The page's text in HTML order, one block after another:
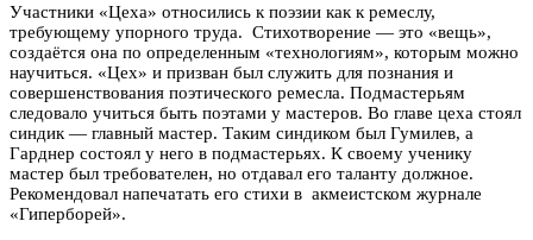
Участники «Цеха» относились к поэзии как к ремеслу,
требующему упорного труда. Стихотворение — это «вещь»,
создаётся она по определенным «технологиям», которым можно
научиться. «Цех» и призван был служить для познания и
совершенствования поэтического ремесла. Подмастерьям
следовало учиться быть поэтами у мастеров. Во главе цеха стоял
синдик — главный мастер. Таким синдиком был Гумилев, а
Гарднер состоял у него в подмастерьях. К своему ученику
мастер был требователен, но отдавал его таланту должное.
Рекомендовал напечатать его стихи в акмеистском журнале
«Гиперборей».